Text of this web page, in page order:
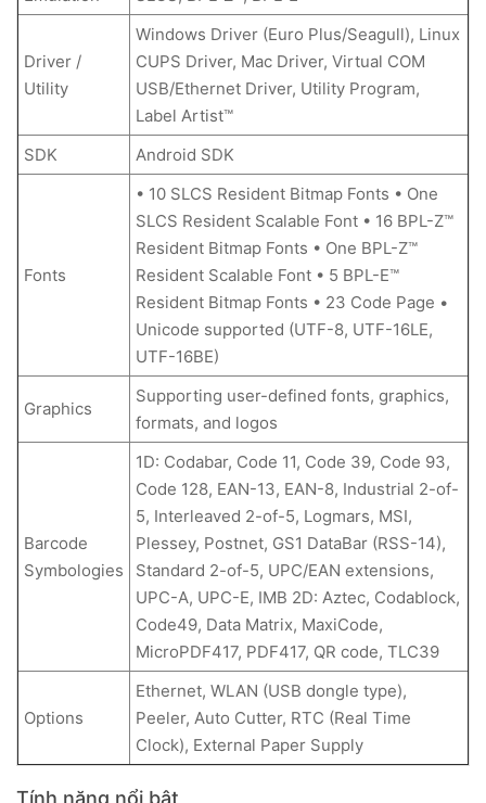
Driver /
Utility
Windows Driver (Euro Plus/Seagull), Linux
CUPS Driver, Mac Driver, Virtual COM
USB/Ethernet Driver, Utility Program,
Label Artist™
SDK
Android SDK
Fonts
• 10 SLCS Resident Bitmap Fonts • One
SLCS Resident Scalable Font • 16 BPL-Z™
Resident Bitmap Fonts • One BPL-Z™
Resident Scalable Font • 5 BPL-E™
Resident Bitmap Fonts • 23 Code Page •
Unicode supported (UTF-8, UTF-16LE,
UTF-16BE)
Graphics
Supporting user-defined fonts, graphics,
formats, and logos
Barcode
Symbologies
1D: Codabar, Code 11, Code 39, Code 93,
Code 128, EAN-13, EAN-8, Industrial 2-of-
5, Interleaved 2-of-5, Logmars, MSI,
Plessey, Postnet, GS1 DataBar (RSS-14),
Standard 2-of-5, UPC/EAN extensions,
UPC-A, UPC-E, IMB 2D: Aztec, Codablock,
Code49, Data Matrix, MaxiCode,
MicroPDF417, PDF417, QR code, TLC39
Options
Ethernet, WLAN (USB dongle type),
Peeler, Auto Cutter, RTC (Real Time
Clock), External Paper Supply
Tính năng nổi bật